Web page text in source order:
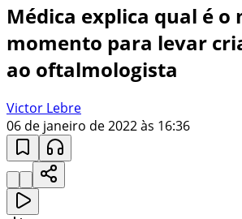
Médica explica qual é o
momento para levar
ao oftalmologista
Victor Lebre
06 de janeiro de 2022 às 16:36